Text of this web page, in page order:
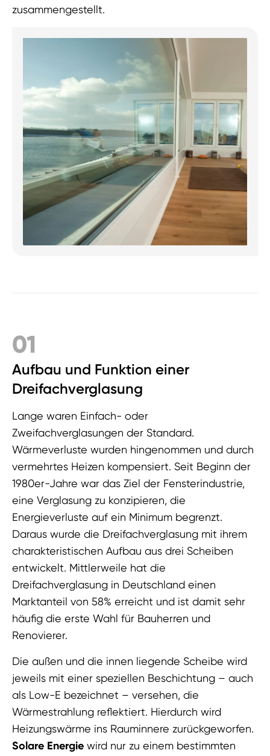
zusammengestellt.
01
Aufbau und Funktion einer
Dreifachverglasung
Lange waren Einfach- oder
Zweifachverglasungen der Standard.
Wärmeverluste wurden hingenommen und durch
vermehrtes Heizen kompensiert. Seit Beginn der
1980er-Jahre war das Ziel der Fensterindustrie,
eine Verglasung zu konzipieren, die
Energieverluste auf ein Minimum begrenzt.
Daraus wurde die Dreifachverglasung mit ihrem
charakteristischen Aufbau aus drei Scheiben
entwickelt. Mittlerweile hat die
Dreifachverglasung in Deutschland einen
Marktanteil von 58% erreicht und ist damit sehr
häufig die erste Wahl für Bauherren und
Renovierer.
Die außen und die innen liegende Scheibe wird
jeweils mit einer speziellen Beschichtung – auch
als Low-E bezeichnet – versehen, die
Wärmestrahlung reflektiert. Hierdurch wird
Heizungswärme ins Rauminnere zurückgeworfen.
Solare Energie wird nur zu einem bestimmten